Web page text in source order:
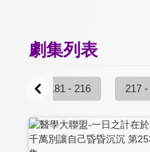
劇集列表
181 - 216 217